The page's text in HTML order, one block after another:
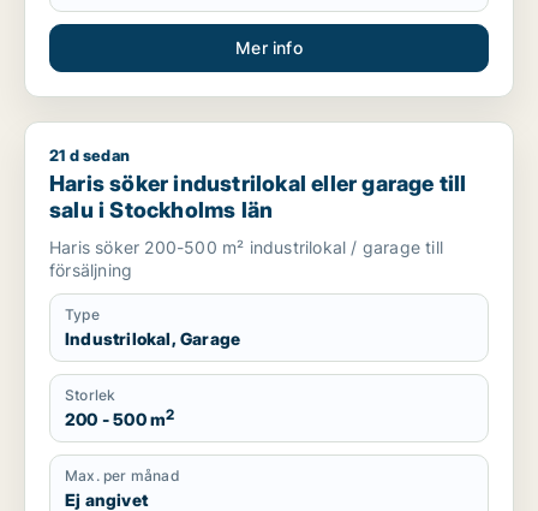
Mer info
Haris söker industrilokal eller garage till salu i Stockholms län
21 d sedan
Haris söker industrilokal eller garage till
salu i Stockholms län
Haris söker 200-500 m² industrilokal / garage till
försäljning
Type
Industrilokal, Garage
Storlek
200 - 500 m2
Max. per månad
Ej angivet